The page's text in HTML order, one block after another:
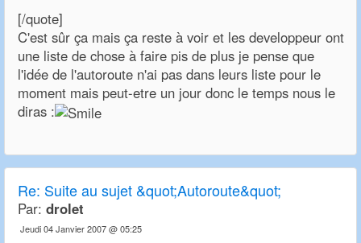
[/quote]
C'est sûr ça mais ça reste à voir et les developpeur ont
une liste de chose à faire pis de plus je pense que
l'idée de l'autoroute n'ai pas dans leurs liste pour le
moment mais peut-etre un jour donc le temps nous le
diras :
Re: Suite au sujet &quot;Autoroute&quot;
Par: drolet
Jeudi 04 Janvier 2007 @ 05:25